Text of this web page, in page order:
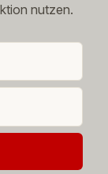
nutzen.